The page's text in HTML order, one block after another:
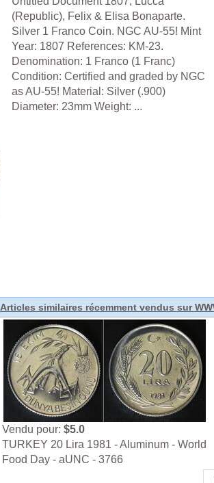
(Republic), Felix & Elisa Bonaparte.
Silver 1 Franco Coin. NGC AU-55! Mint
Year: 1807 References: KM-23.
Denomination: 1 Franco (1 Franc)
Condition: Certified and graded by NGC
as AU-55! Material: Silver (.900)
Diameter: 23mm Weight: ...
Articles similaires récemment vendus sur
Vendu pour:$5.0
TURKEY 20 Lira 1981 - Aluminum - World
Food Day - aUNC - 3766